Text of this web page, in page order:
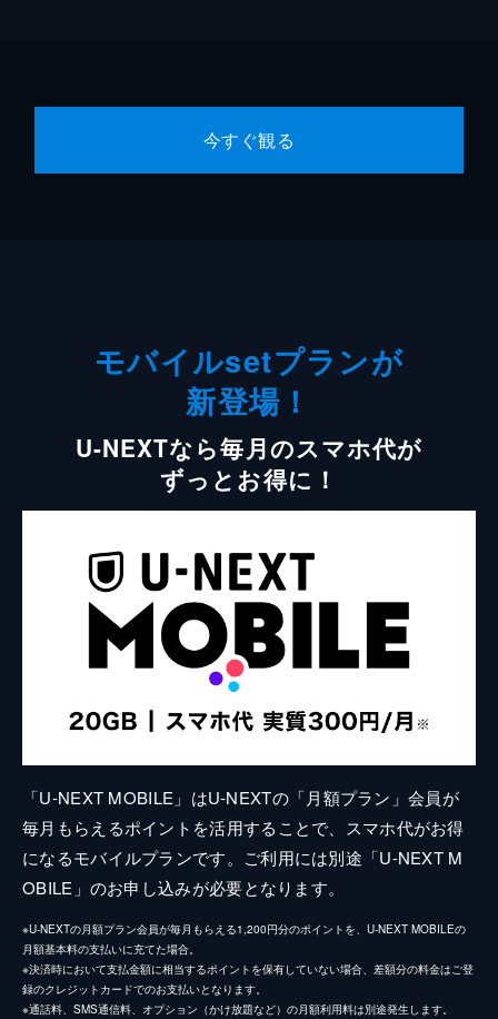
今すぐ観る
モバイルsetプランが
新登場！
U-NEXTなら毎月のスマホ代が
ずっとお得に！
「U-NEXT MOBILE」はU-NEXTの「月額プラン」会員が
毎月もらえるポイントを活用することで、スマホ代がお得
になるモバイルプランです。ご利用には別途「U-NEXT M
OBILE」のお申し込みが必要となります。
※U-NEXTの月額プラン会員が毎月もらえる1,200円分のポイントを、U-NEXT MOBILEの
月額基本料の支払いに充てた場合。
※決済時において支払金額に相当するポイントを保有していない場合、差額分の料金はご登
録のクレジットカードでのお支払いとなります。
※通話料、SMS通信料、オプション（かけ放題など）の月額利用料は別途発生します。